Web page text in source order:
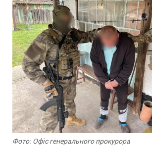
Фото: Офіс генерального прокурора